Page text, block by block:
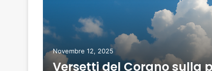
Novembre 12, 2025
Versetti del Corano sulla